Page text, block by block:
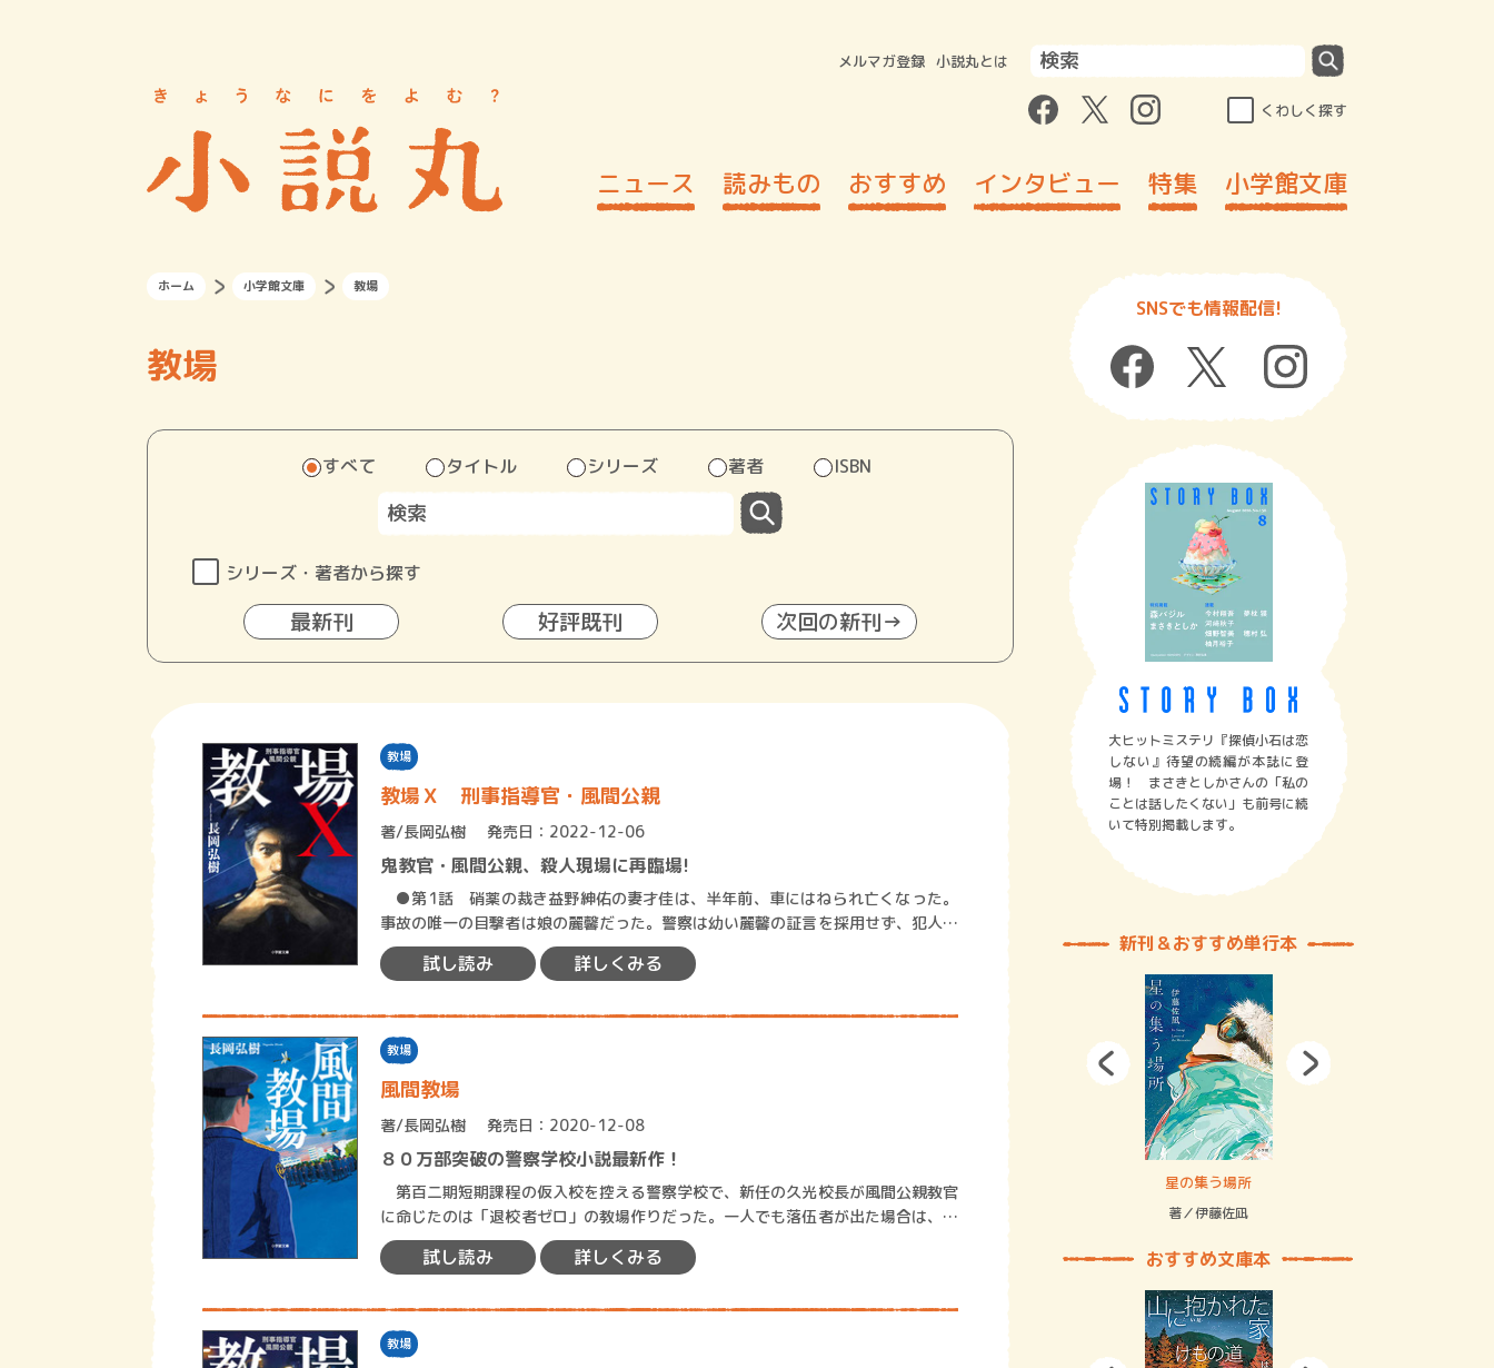
メルマガ登録 小説丸とは
くわしく探す
ニュース 読みもの おすすめ インタビュー 特集 小学館文庫
ホーム 小学館文庫 教場
教場
すべて タイトル シリーズ 著者 ISBN
シリーズ・著者から探す
最新刊 好評既刊 次回の新刊→
教場
教場Ｘ 刑事指導官・風間公親
著/長岡弘樹 発売日：2022-12-06
鬼教官・風間公親、殺人現場に再臨場!
●第1話 硝薬の裁き益野紳佑の妻才佳は、半年前、車にはねられ亡くなった。
事故の唯一の目撃者は娘の麗馨だった。警察は幼い麗馨の証言を採用せず、犯人と
された男は不起訴となっていた。●第2話…
試し読み 詳しくみる
教場
風間教場
著/長岡弘樹 発売日：2020-12-08
８０万部突破の警察学校小説最新作！
第百二期短期課程の仮入校を控える警察学校で、新任の久光校長が風間公親教官
に命じたのは「退校者ゼロ」の教場作りだった。一人でも落伍者が出た場合は、責
任者の風間に辞めてもらうと言い渡す。 …
試し読み 詳しくみる
教場
SNSでも情報配信!
大ヒットミステリ『探偵小石は恋
しない』待望の続編が本誌に登
場！ まさきとしかさんの「私の
ことは話したくない」も前号に続
いて特別掲載します。
新刊＆おすすめ単行本
賞金稼ぎスリーサム！ 二重拘束の…
著／川瀬七緒
星の集う場所
著／伊藤佐凪
おすすめ文庫本